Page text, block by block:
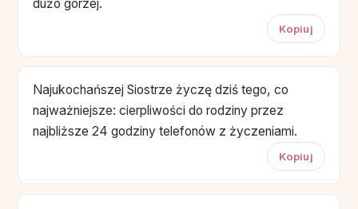
dużo gorzej.
Kopiuj
Najukochańszej Siostrze życzę dziś tego, co
najważniejsze: cierpliwości do rodziny przez
najbliższe 24 godziny telefonów z życzeniami.
Kopiuj